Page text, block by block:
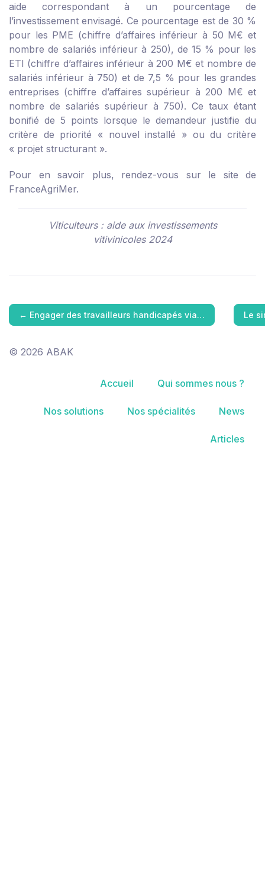
aide correspondant à un pourcentage de
l’investissement envisagé. Ce pourcentage est de 30 %
pour les PME (chiffre d’affaires inférieur à 50 M€ et
nombre de salariés inférieur à 250), de 15 % pour les
ETI (chiffre d’affaires inférieur à 200 M€ et nombre de
salariés inférieur à 750) et de 7,5 % pour les grandes
entreprises (chiffre d’affaires supérieur à 200 M€ et
nombre de salariés supérieur à 750). Ce taux étant
bonifié de 5 points lorsque le demandeur justifie du
critère de priorité « nouvel installé » ou du critère
« projet structurant ».
Pour en savoir plus, rendez-vous sur le site de
FranceAgriMer.
Viticulteurs : aide aux investissements
vitivinicoles 2024
← Engager des travailleurs handicapés via… Le
© 2026 ABAK
Accueil Qui sommes nous ?
Nos solutions Nos spécialités News
Articles